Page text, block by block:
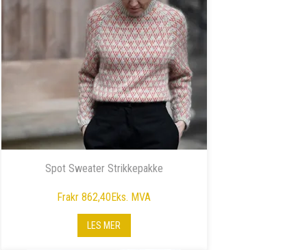
Spot Sweater Strikkepakke
Frakr 862,40Eks. MVA
LES MER